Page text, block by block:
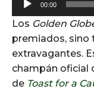
u
d
i
o
P
l
00:00
Los Golden
premiados,
extravagantes.
champán oficial
de Toast for a